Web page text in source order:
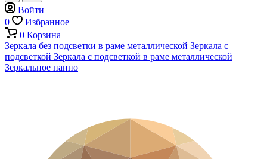
Войти
0
Избранное
0 Корзина
Зеркала без подсветки в раме металлической Зеркала с
подсветкой Зеркала с подсветкой в раме металлической
Зеркальное панно